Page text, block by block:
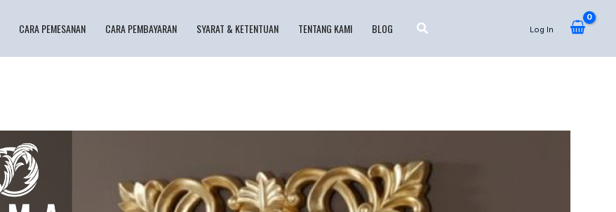
CARA PEMESANAN CARA PEMBAYARAN SYARAT & KETENTUAN TENTANG KAMI BLOG Log In